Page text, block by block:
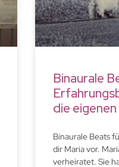
Binaurale
die
Binaurale Beats
dir Maria vor.
verheiratet. Sie